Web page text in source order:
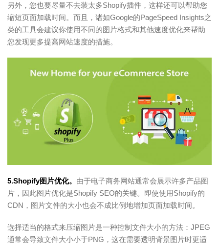
另外，您也要尽量不去装太多Shopify插件，这样还可以帮助您
缩短页面加载时间。而且，诸如Google的PageSpeed Insights之
类的工具会建议你使用不同的图片格式和其他速度优化来帮助
您发现更多提高网站速度的措施。
5.Shopify图片优化。 由于电子商务网站通常会展示许多产品图
片，因此图片优化是Shopify SEO的关键。即使使用Shopify的
CDN，图片文件的大小也会不成比例地增加页面加载时间。
选择适当的格式来压缩图片是一种控制文件大小的方法：JPEG
通常会导致文件大小小于PNG，这在需要透明背景图片时更适